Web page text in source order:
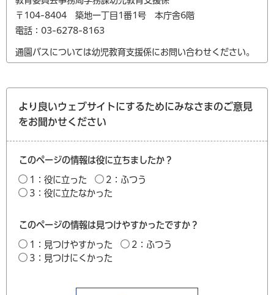
〒104-8404 築地一丁目1番1号 本庁舎6階
電話：03-6278-8163
通園バスについては幼児教育支援係にお問い合わせください。
より良いウェブサイトにするためにみなさまのご意見
をお聞かせください
このページの情報は役に立ちましたか？
1：役に立った
2：ふつう
3：役に立たなかった
このページの情報は見つけやすかったですか？
1：見つけやすかった
2：ふつう
3：見つけにくかった